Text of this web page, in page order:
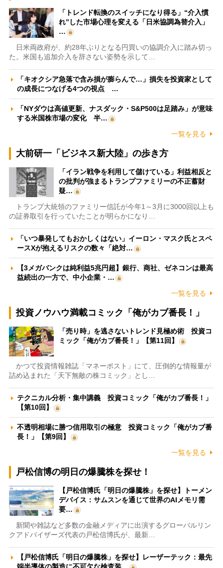
「トレンド転換のスイッチになり得る」“介入慣
れ”した市場心理を変える「日米協調為替介入」
…
日米両政府が、約28年ぶりとなる円買いの協調介入に踏み切っ
た。米国も追加介入を辞さない姿勢を示して…
「キオクシア急落で含み損が膨らんで…」損失を投資家として
の成長につなげる4つの視点 …
「NYダウは高値更新、ナスダック・S&P500は足踏み」が意味
する米国株市場の変化 半…
一覧を見る
大前研一「ビジネス新大陸」の歩き方
「イラン戦争を利用して儲けている」利益相反と
の批判が強まるトランプファミリーの不正蓄財
疑…
トランプ大統領のファミリー信託が今年1～3月に3000回以上も
の証券取引を行っていたことが明らかになり…
「いつ暴発してもおかしくはない」イーロン・マスク氏とスペ
ースXが抱えるリスクの数々「絶対…
【3メガバンクは純利益5兆円超】銀行、商社、ゼネコンは最高
益続出の一方で、中小企業・…
一覧を見る
投資ノウハウ満載コミック「俺がカブ番長！」
「売り時」を逃さないトレンド見極め術 投資コ
ミック「俺がカブ番長！」【第11回】
かつて投資情報雑誌「マネーポスト」にて、圧倒的な情報量が
詰め込まれた「天下無敵の株コミック」とし…
テクニカル分析・集中講義 投資コミック「俺がカブ番長！」
【第10回】
不透明相場に勝つ信用取引の極意 投資コミック「俺がカブ番
長！」【第9回】
一覧を見る
戸松信博の明日の爆騰株を探せ！
【戸松信博氏「明日の爆騰株」を探せ】トーメン
デバイス：サムスンを通じて世界のAIメモリ需
要…
新聞や雑誌など多数の金融メディアに出演するグローバルリン
クアドバイザーズ代表の戸松信博氏が、最新…
【戸松信博氏「明日の爆騰株」を探せ】レーザーテック：最先